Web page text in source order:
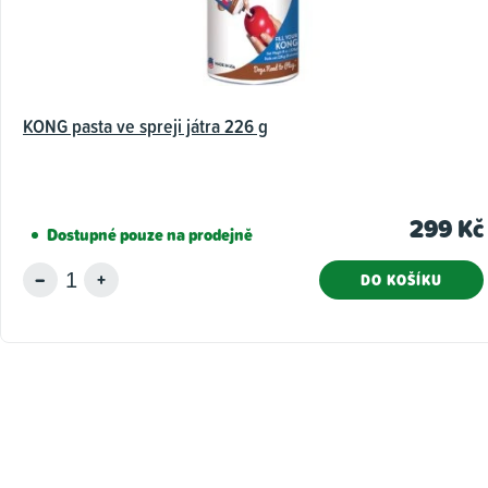
KONG pasta ve spreji játra 226 g
Dostupné pouze na prodejně 299 Kč
DO KOŠÍKU